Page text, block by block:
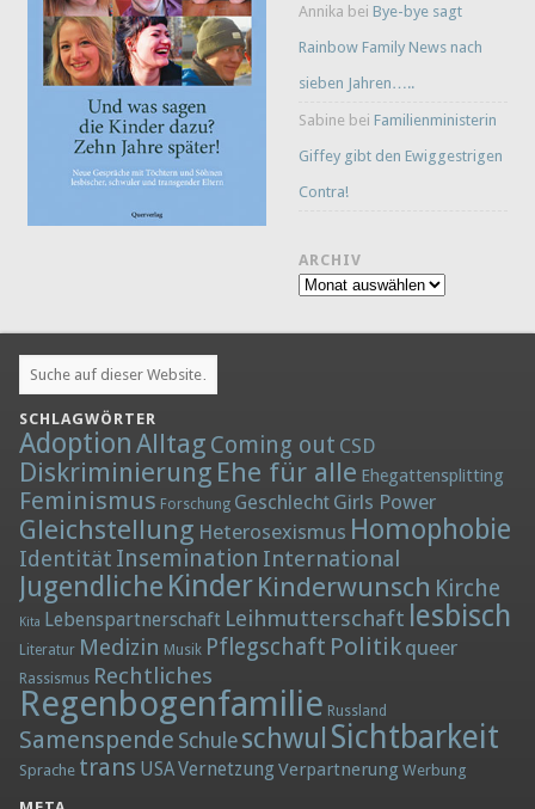
Annika bei Bye-bye sagt
Rainbow Family News nach
sieben Jahren…..
Sabine bei Familienministerin
Giffey gibt den Ewiggestrigen
Contra!
ARCHIV
Archiv
SCHLAGWÖRTER
AdoptionAlltag Coming out CSD
Diskriminierung Ehe für alle Ehegattensplitting
Feminismus Forschung Geschlecht Girls Power
Gleichstellung Heterosexismus Homophobie
Identität Insemination International
Jugendliche Kinder Kinderwunsch Kirche
Kita Lebenspartnerschaft Leihmutterschaft lesbisch
Literatur Medizin Musik Pflegschaft Politik queer
Rassismus Rechtliches
Regenbogenfamilie Russland
Samenspende Schule schwul Sichtbarkeit
Sprache trans USAVernetzung Verpartnerung Werbung